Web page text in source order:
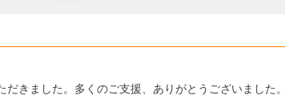
きました。多くのご支援、ありがとうございました。